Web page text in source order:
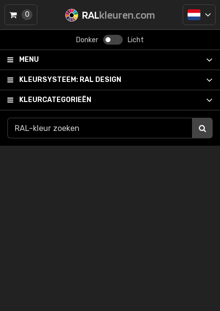
RALkleuren.com
Donker Licht
MENU
KLEURSYSTEEM: RAL DESIGN
KLEURCATEGORIEËN
0